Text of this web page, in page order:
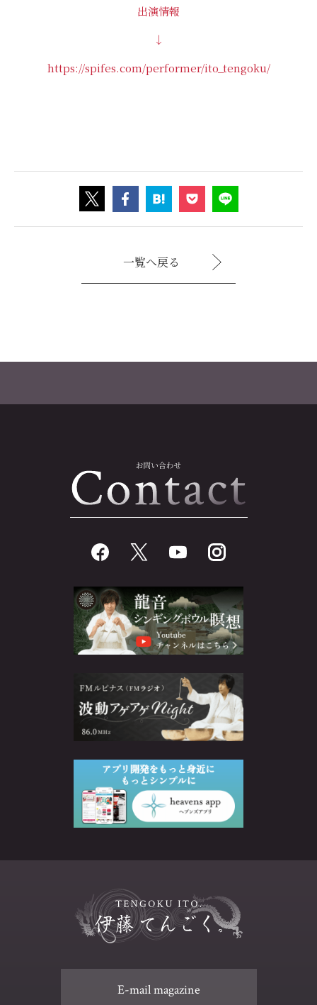
出演情報
↓
https://spifes.com/performer/ito_tengoku/
一覧へ戻る
E-mail magazine